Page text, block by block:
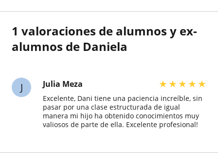
1 valoraciones de alumnos y ex-
alumnos de Daniela
J Julia Meza ★★★★★
Excelente, Dani tiene una paciencia increíble, sin
pasar por una clase estructurada de igual
manera mi hijo ha obtenido conocimientos muy
valiosos de parte de ella. Excelente profesional!